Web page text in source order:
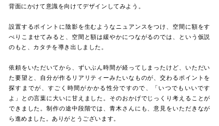
背面にかけて意識を向けてデザインしてみよう。
設置するポイントに陰影を生むようなニュアンスをつけ、空間に額をす
べりこませてみると、空間と額は緩やかにつながるのでは、という仮説
のもと、カタチを導き出しました。
依頼をいただいてから、ずいぶん時間が経ってしまったけど、いただい
た要望と、自分が作るリアリティーみたいなものが、交わるポイントを
探すまでが、すごく時間がかかる性分ですので、「いつでもいいです
よ」との言葉に大いに甘えました。そのおかげでじっくり考えることが
できました。制作の途中段階では、青木さんにも、意見をいただきなが
ら進めました。ありがとうございます。